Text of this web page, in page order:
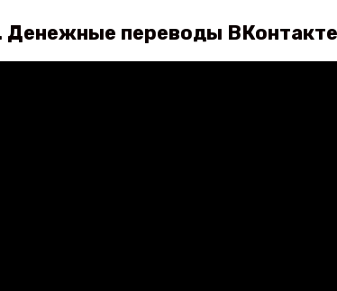
Денежные переводы ВКонтакте